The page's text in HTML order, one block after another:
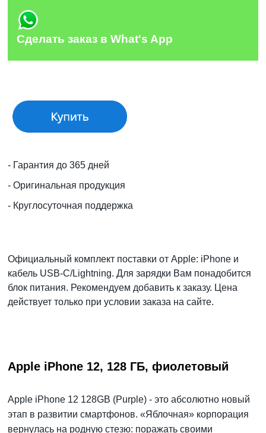
Сделать заказ в What's App
- Гарантия до 365 дней
- Оригинальная продукция
- Круглосуточная поддержка
Официальный комплект поставки от Apple: iPhone и
кабель USB‑C/Lightning. Для зарядки Вам понадобится
блок питания. Рекомендуем добавить к заказу. Цена
действует только при условии заказа на сайте.
Apple iPhone 12, 128 ГБ, фиолетовый
Apple iPhone 12 128GB (Purple) - это абсолютно новый
этап в развитии смартфонов. «Яблочная» корпорация
вернулась на родную стезю: поражать своими